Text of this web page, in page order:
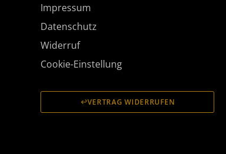
Impressum
Datenschutz
Widerruf
Cookie-Einstellung
VERTRAG WIDERRUFEN